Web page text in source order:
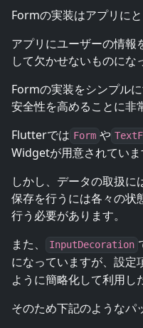
Formの実装はアプリに
アプリにユーザーの情報
して欠かせないものにな
Formの実装をシンプル
安全性を高めることに非
Flutterでは Form や
Widgetが用意されていま
しかし、データの取扱
保存を行うには各々の状
行う必要があります。
また、
InputDecoration
になっていますが、設定
ように簡略化して利用し
そのため下記のようなパ